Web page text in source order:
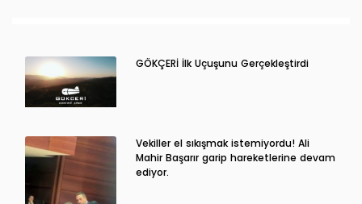
GÖKÇERİ İlk Uçuşunu Gerçekleştirdi
Vekiller el sıkışmak istemiyordu! Ali
Mahir Başarır garip hareketlerine devam
ediyor.